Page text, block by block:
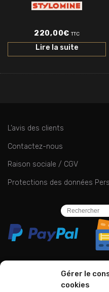
Gérer le
cookies
220,00€ TTC
Lire la suite
L’avis des clients
Contactez-nous
Raison sociale / CGV
Protections des données